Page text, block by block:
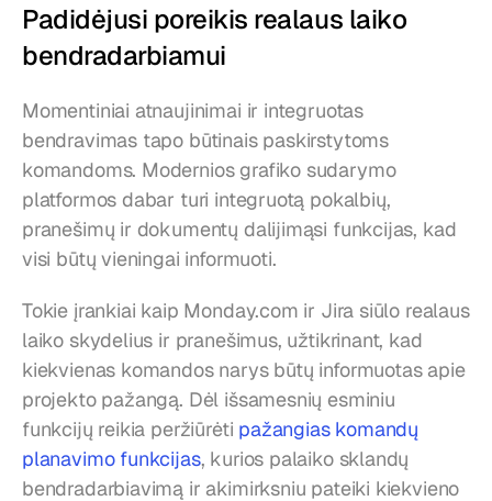
Padidėjusi poreikis realaus laiko
bendradarbiamui
Momentiniai atnaujinimai ir integruotas
bendravimas tapo būtinais paskirstytoms
komandoms. Modernios grafiko sudarymo
platformos dabar turi integruotą pokalbių,
pranešimų ir dokumentų dalijimąsi funkcijas, kad
visi būtų vieningai informuoti.
Tokie įrankiai kaip Monday.com ir Jira siūlo realaus
laiko skydelius ir pranešimus, užtikrinant, kad
kiekvienas komandos narys būtų informuotas apie
projekto pažangą. Dėl išsamesnių esminiu
funkcijų reikia peržiūrėti pažangias komandų
planavimo funkcijas, kurios palaiko sklandų
bendradarbiavimą ir akimirksniu pateiki kiekvieno